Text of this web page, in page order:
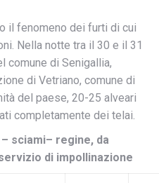
il fenomeno dei furti di cui
Nella notte tra il 30 e il 31
comune di Senigallia,
di Vetriano, comune di
del paese, 20-25 alveari
completamente dei telai.
sciami– regine, da
di impollinazione